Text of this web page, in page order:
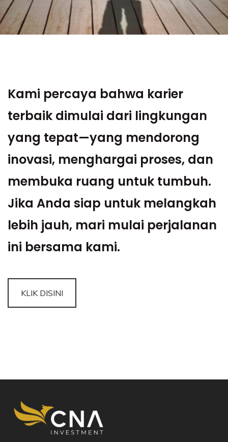
Kami percaya bahwa karier
terbaik dimulai dari lingkungan
yang tepat—yang mendorong
inovasi, menghargai proses, dan
membuka ruang untuk tumbuh.
Jika Anda siap untuk melangkah
lebih jauh, mari mulai perjalanan
ini bersama kami.
KLIK DISINI